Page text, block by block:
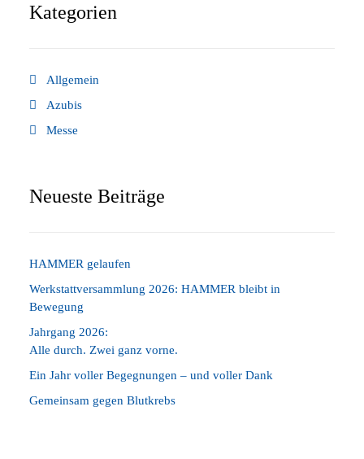
Kategorien
Allgemein
Azubis
Messe
Neueste Beiträge
HAMMER gelaufen
Werkstattversammlung 2026: HAMMER bleibt in
Bewegung
Jahrgang 2026:
Alle durch. Zwei ganz vorne.
Ein Jahr voller Begegnungen – und voller Dank
Gemeinsam gegen Blutkrebs